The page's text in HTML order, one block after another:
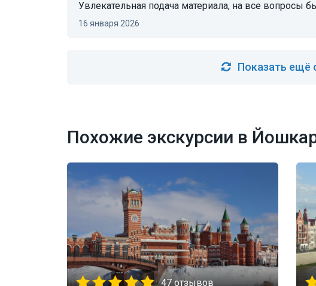
Увлекательная подача материала, на все вопросы
16 января 2026
Показать ещё
Похожие экскурсии в
47 отзывов